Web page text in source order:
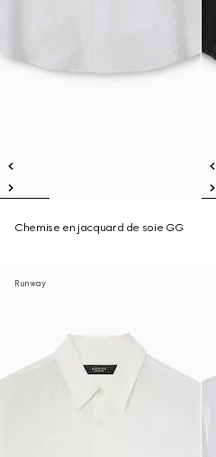
Chemise en jacquard de soie GG
Runway